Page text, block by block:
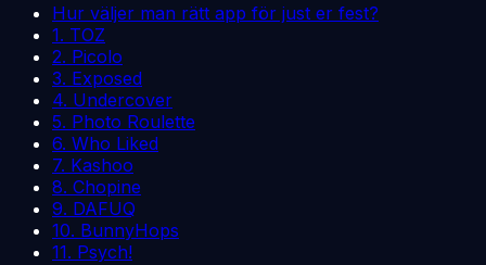
Hur väljer man rätt app för just er fest?
1. TOZ
2. Picolo
3. Exposed
4. Undercover
5. Photo Roulette
6. Who Liked
7. Kashoo
8. Chopine
9. DAFUQ
10. BunnyHops
11. Psych!